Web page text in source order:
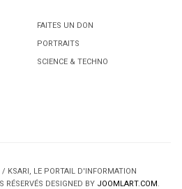
Le grand espoir
Court.
Court.
FAITES UN DON
PORTRAITS
SCIENCE & TECHNO
KSARI, LE PORTAIL D'INFORMATION
RÉSERVÉS DESIGNED BY JOOMLART.COM.